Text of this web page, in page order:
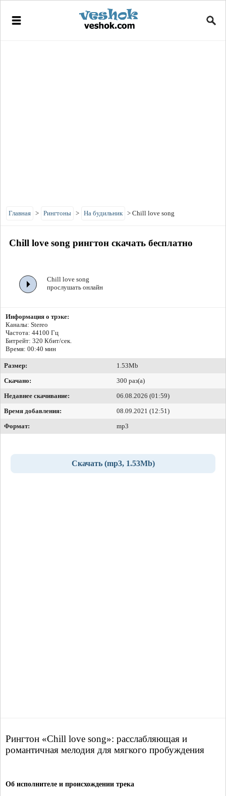
Главная > Рингтоны > На будильник > Chill love song
Chill love song рингтон скачать бесплатно
Chill love song
прослушать онлайн
Информация о трэке:
Каналы: Stereo
Частота: 44100 Гц
Битрейт: 320 Кбит/сек.
Время: 00:40 мин
Размер:
1.53Mb
Скачано:
300 раз(а)
Недавнее скачивание:
06.08.2026 (01:59)
Время добавления:
08.09.2021 (12:51)
Формат:
mp3
Скачать (mp3, 1.53Mb)
Рингтон «Chill love song»: расслабляющая и
романтичная мелодия для мягкого пробуждения
Об исполнителе и происхождении трека